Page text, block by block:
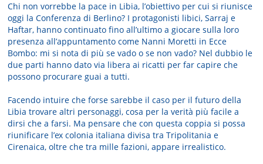
Chi non vorrebbe la pace in Libia, l’obiettivo per cui si riunisce
oggi la Conferenza di Berlino? I protagonisti libici, Sarraj e
Haftar, hanno continuato fino all’ultimo a giocare sulla loro
presenza all’appuntamento come Nanni Moretti in Ecce
Bombo: mi si nota di più se vado o se non vado? Nel dubbio le
due parti hanno dato via libera ai ricatti per far capire che
possono procurare guai a tutti.
Facendo intuire che forse sarebbe il caso per il futuro della
Libia trovare altri personaggi, cosa per la verità più facile a
dirsi che a farsi. Ma pensare che con questa coppia si possa
riunificare l’ex colonia italiana divisa tra Tripolitania e
Cirenaica, oltre che tra mille fazioni, appare irrealistico.